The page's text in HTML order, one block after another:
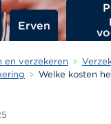
Erven
en verzekeren
Welke kosten